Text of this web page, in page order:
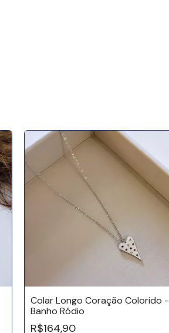
Colar Longo Coração Colorido -
Banho Ródio
R$164,90